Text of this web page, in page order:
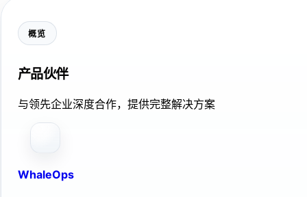
概览
产品伙伴
与领先企业深度合作，提供完整解决方案
WhaleOps